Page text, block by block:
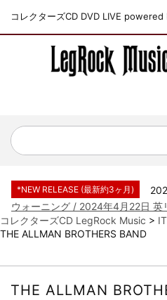
コレクターズCD DVD LIVE
ジャーニー / 1979年5月8+9日 コ
*NEW RELEASE (最新約3ヶ月)
*NEW RELEASE (最新約3ヶ月)
ウォーニング / 2024年4月22日 英
IEM+Aud！
*NEW RELEASE (最新約3ヶ月)
収録！
*NEW RELEASE (最新約3ヶ月)
コレクターズCD LegRock Music >
THE ALLMAN BROTHERS BAND
THE ALLMAN